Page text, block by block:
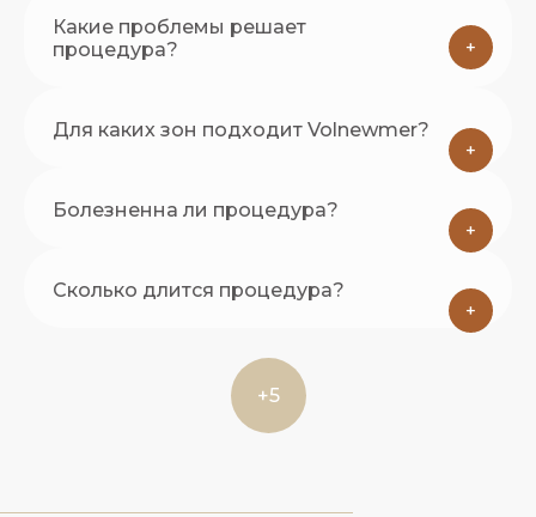
Какие проблемы решает
процедура?
+
Для каких зон подходит Volnewmer?
+
Болезненна ли процедура?
+
Сколько длится процедура?
+
+5